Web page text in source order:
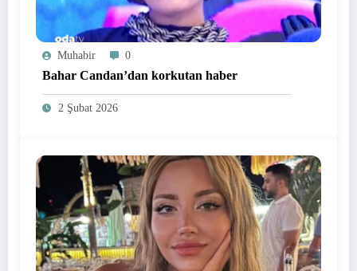
Muhabir 0
Bahar Candan’dan korkutan haber
2 Şubat 2026